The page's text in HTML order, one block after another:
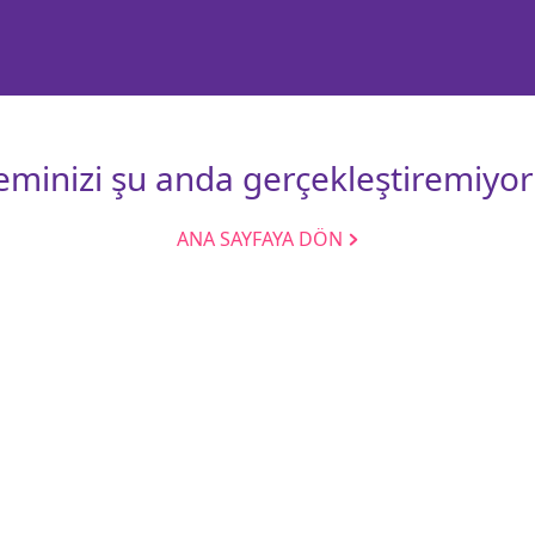
şu anda
ANA SAYFAYA DÖN